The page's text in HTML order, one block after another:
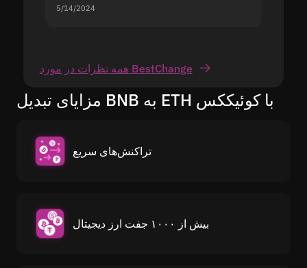
5/14/2024
همه نظرات در مورد BestChange
مزایای تبدیل BNB به ETH با کوئیککس
تراکنش‌های سریع
بیش از ۱۰۰۰ جفت ارز دیجیتال